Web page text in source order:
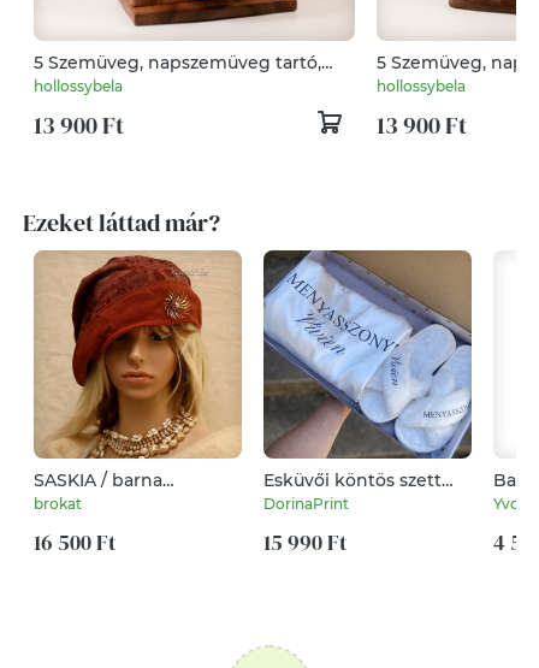
5 Szemüveg, napszemüveg tartó,
tároló, asztali rendező
hollossybela
13 900 Ft
5 Szemüveg,
tároló, asztali
hollossybela
13 900 Ft
Ezeket láttad már?
SASKIA / barna
jacquard jersey design-
brokat
16 500 Ft
Esküvői köntös szett
papuccsal
DorinaPrint
15 990 Ft 4